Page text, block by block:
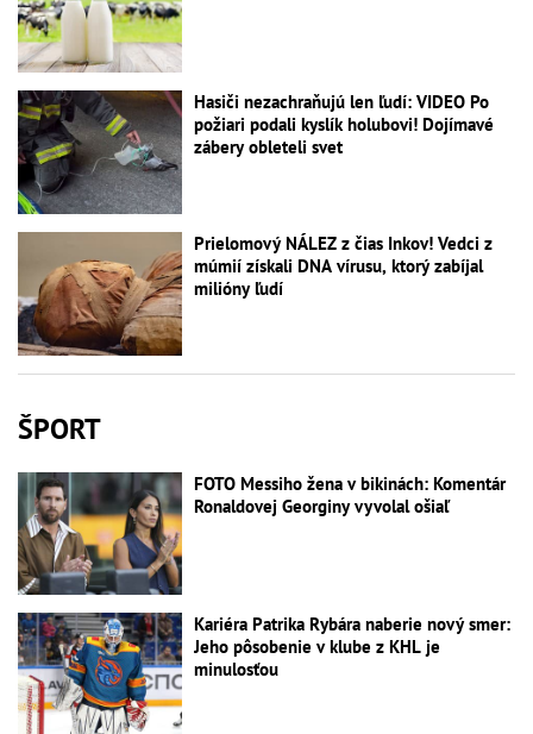
Hasiči nezachraňujú len ľudí: VIDEO Po
požiari podali kyslík holubovi! Dojímavé
zábery obleteli svet
Prielomový NÁLEZ z čias Inkov! Vedci z
múmií získali DNA vírusu, ktorý zabíjal
milióny ľudí
ŠPORT
FOTO Messiho žena v bikinách: Komentár
Ronaldovej Georginy vyvolal ošiaľ
Kariéra Patrika Rybára naberie nový smer:
Jeho pôsobenie v klube z KHL je
minulosťou